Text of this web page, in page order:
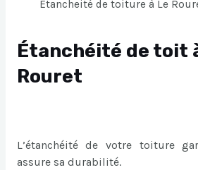
Etancheité de toiture à Le
Étanchéité de toit
Rouret
L’étanchéité de votre toiture
assure sa durabilité.